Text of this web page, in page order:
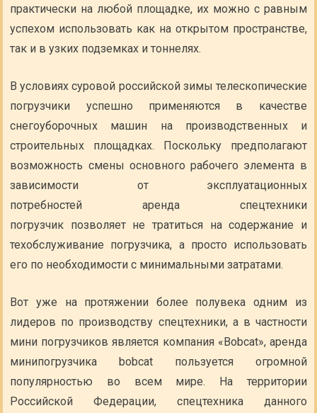
практически на любой площадке, их можно с равным
успехом использовать как на открытом пространстве,
так и в узких подземках и тоннелях.
В условиях суровой российской зимы телескопические
погрузчики успешно применяются в качестве
снегоуборочных машин на производственных и
строительных площадках. Поскольку предполагают
возможность смены основного рабочего элемента в
зависимости от эксплуатационных
потребностей аренда спецтехники
погрузчик позволяет не тратиться на содержание и
техобслуживание погрузчика, а просто использовать
его по необходимости с минимальными затратами.
Вот уже на протяжении более полувека одним из
лидеров по производству спецтехники, а в частности
мини погрузчиков является компания «Bobcat», аренда
минипогрузчика bobcat пользуется огромной
популярностью во всем мире. На территории
Российской Федерации, спецтехника данного